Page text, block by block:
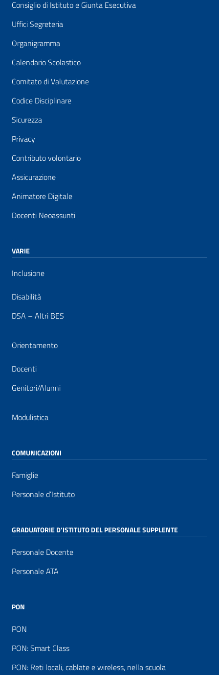
Consiglio di Istituto e Giunta Esecutiva
Uffici Segreteria
Organigramma
Calendario Scolastico
Comitato di Valutazione
Codice Disciplinare
Sicurezza
Privacy
Contributo volontario
Assicurazione
Animatore Digitale
Docenti Neoassunti
VARIE
Inclusione
Disabilità
DSA – Altri BES
Orientamento
Docenti
Genitori/Alunni
Modulistica
COMUNICAZIONI
Famiglie
Personale d’Istituto
GRADUATORIE D’ISTITUTO DEL PERSONALE SUPPLENTE
Personale Docente
Personale ATA
PON
PON
PON: Smart Class
PON: Reti locali, cablate e wireless, nella scuola